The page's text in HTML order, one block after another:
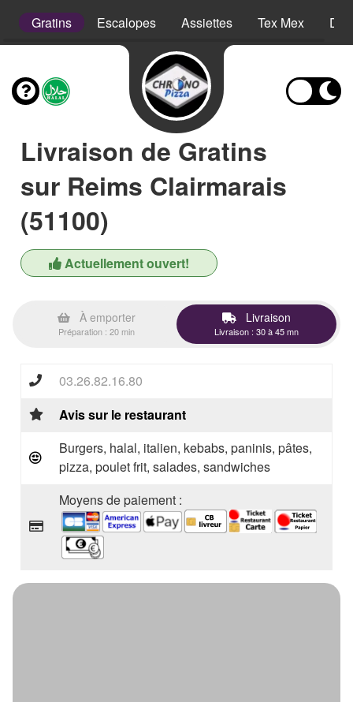
Gratins Escalopes Assiettes Tex Mex
Livraison de Gratins
sur Reims Clairmarais
(51100)
Actuellement ouvert!
À emporter
Préparation : 20 min
Livraison
Livraison : 30 à 45 mn
03.26.82.16.80
Avis sur le restaurant
Burgers, halal, italien, kebabs, paninis, pâtes,
pizza, poulet frit, salades, sandwiches
Moyens de paiement :